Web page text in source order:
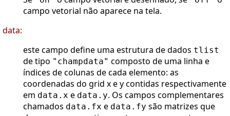
campo vetorial não aparece na tela.
data:
este campo define uma estrutura de dados tlist
de tipo "champdata" composto de uma linha e
índices de colunas de cada elemento: as
coordenadas do grid x e y contidas respectivamente
em data.x e data.y. Os campos complementares
chamados data.fx e data.fy são matrizes que